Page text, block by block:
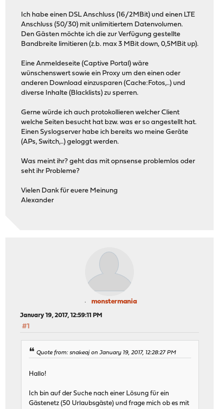
Ich habe einen DSL Anschluss (16/2MBit) und einen LTE
Anschluss (50/30) mit unlimitiertem Datenvolumen.
Den Gästen möchte ich die zur Verfügung gestellte
Bandbreite limitieren (z.b. max 3 MBit down, 0,5MBit up).
Eine Anmeldeseite (Captive Portal) wäre
wünschenswert sowie ein Proxy um den einen oder
anderen Download einzusparen (Cache:Fotos,..) und
diverse Inhalte (Blacklists) zu sperren.
Gerne würde ich auch protokollieren welcher Client
welche Seiten besucht hat bzw. was er so angestellt hat.
Einen Syslogserver habe ich bereits wo meine Geräte
(APs, Switch,..) geloggt werden.
Was meint ihr? geht das mit opnsense problemlos oder
seht ihr Probleme?
Vielen Dank für euere Meinung
Alexander
monstermania
January 19, 2017, 12:59:11 PM
#1
Quote from: snakeaj on January 19, 2017, 12:28:27 PM
Hallo!
Ich bin auf der Suche nach einer Lösung für ein
Gästenetz (50 Urlaubsgäste) und frage mich ob es mit